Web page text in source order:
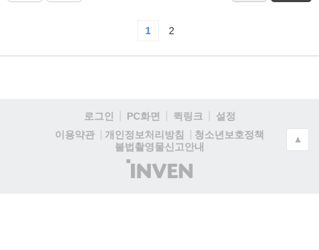
1 2
로그인 PC화면 퀵링크
설정
이용약관
개인정보처리방침
청소년보호정책
불법촬영물신고안내
(주)
인
▲